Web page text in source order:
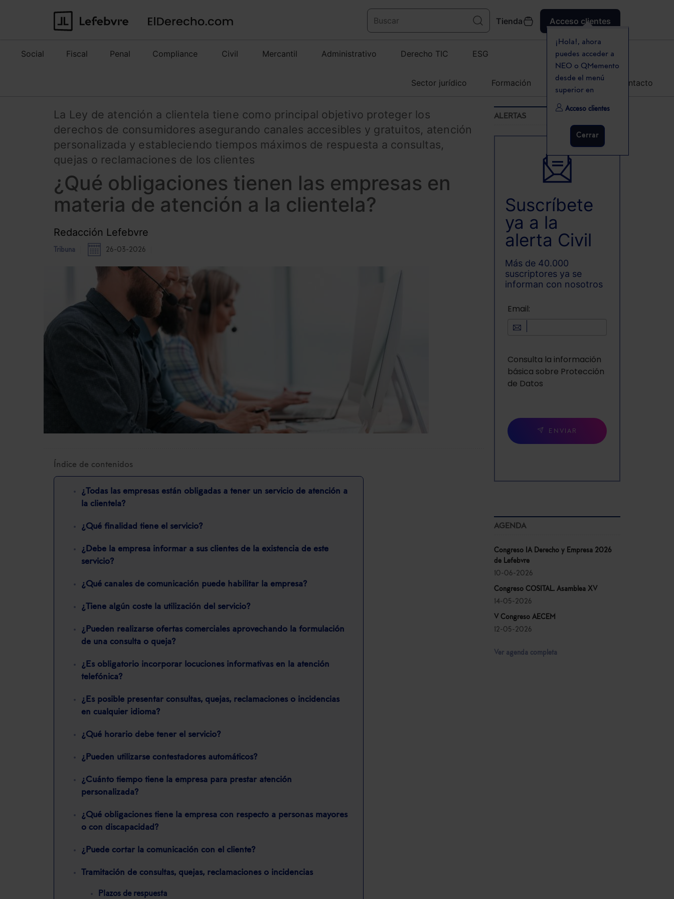
Tienda Acceso clientes
¡Hola!, ahora
puedes acceder a
NEO o QMemento
desde el menú
superior en
Acceso clientes
Cerrar
Social Fiscal Penal Compliance Civil Mercantil Administrativo Derecho TIC ESG
Sector jurídico Formación Agenda Contacto
La Ley de atención a clientela tiene como principal objetivo proteger los
derechos de consumidores asegurando canales accesibles y gratuitos, atención
personalizada y estableciendo tiempos máximos de respuesta a consultas,
quejas o reclamaciones de los clientes
¿Qué obligaciones tienen las empresas en
materia de atención a la clientela?
Redacción Lefebvre
Tribuna 26-03-2026
Índice de contenidos
¿Todas las empresas están obligadas a tener un servicio de atención a
la clientela?
¿Qué finalidad tiene el servicio?
¿Debe la empresa informar a sus clientes de la existencia de este
servicio?
¿Qué canales de comunicación puede habilitar la empresa?
¿Tiene algún coste la utilización del servicio?
¿Pueden realizarse ofertas comerciales aprovechando la formulación
de una consulta o queja?
¿Es obligatorio incorporar locuciones informativas en la atención
telefónica?
¿Es posible presentar consultas, quejas, reclamaciones o incidencias
en cualquier idioma?
¿Qué horario debe tener el servicio?
¿Pueden utilizarse contestadores automáticos?
¿Cuánto tiempo tiene la empresa para prestar atención
personalizada?
¿Qué obligaciones tiene la empresa con respecto a personas mayores
o con discapacidad?
¿Puede cortar la comunicación con el cliente?
Tramitación de consultas, quejas, reclamaciones o incidencias
Plazos de respuesta
ALERTAS
Suscríbete
ya a la
alerta Civil
Más de 40.000
suscriptores ya se
informan con nosotros
Email:
Consulta la información
básica sobre Protección
de Datos
ENVIAR
AGENDA
Congreso IA Derecho y Empresa 2026
de Lefebvre
10-06-2026
Congreso COSITAL. Asamblea XV
14-05-2026
V Congreso AECEM
12-05-2026
Ver agenda completa